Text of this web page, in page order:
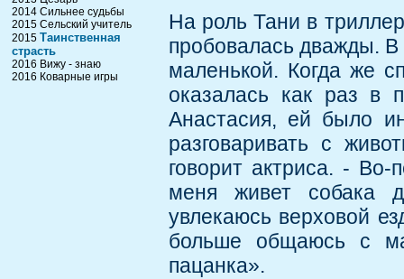
2014 Сильнее судьбы
2015 Сельский учитель
2015 Таинственная
страсть
2016 Вижу - знаю
2016 Коварные игры
На роль Тани в
пробовалась дважды.
маленькой. Когда же
оказалась как раз в
Анастасия, ей было
разговаривать с
говорит актриса. -
меня живет собака
увлекаюсь верховой
больше общаюсь с
пацанка».